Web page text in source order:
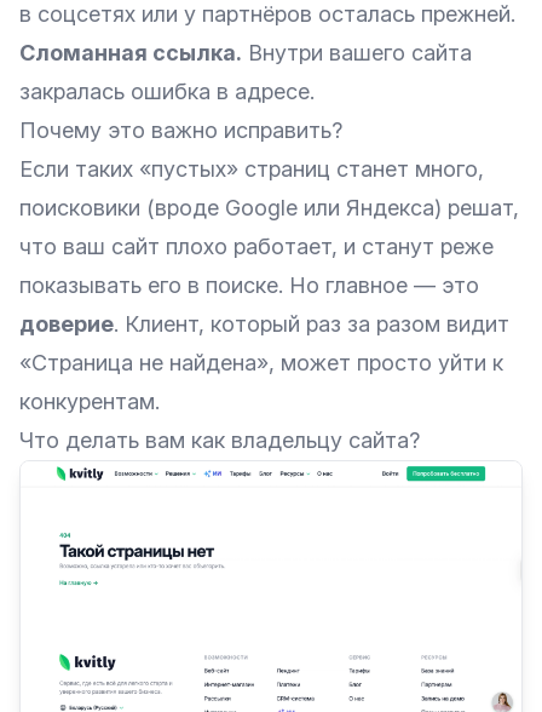
в соцсетях или у партнёров осталась прежней.
Сломанная ссылка. Внутри вашего сайта
закралась ошибка в адресе.
Почему это важно исправить?
Если таких «пустых» страниц станет много,
поисковики (вроде Google или Яндекса) решат,
что ваш сайт плохо работает, и станут реже
показывать его в поиске. Но главное — это
доверие. Клиент, который раз за разом видит
«Страница не найдена», может просто уйти к
конкурентам.
Что делать вам как владельцу сайта?